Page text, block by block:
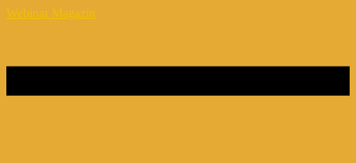
Webinar Magazin